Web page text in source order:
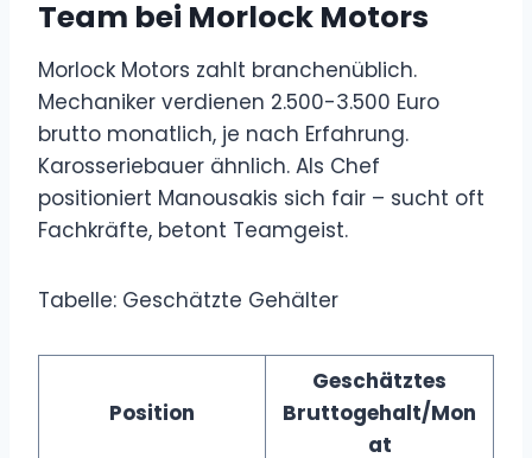
Team bei Morlock Motors
Morlock Motors zahlt branchenüblich.
Mechaniker verdienen 2.500-3.500 Euro
brutto monatlich, je nach Erfahrung.
Karosseriebauer ähnlich. Als Chef
positioniert Manousakis sich fair – sucht oft
Fachkräfte, betont Teamgeist.
Tabelle: Geschätzte Gehälter
Position
Geschätztes
Bruttogehalt/Mon
at